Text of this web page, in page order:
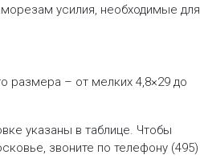
усилия, необходимые для
размера – от мелких 4,8×29 до
указаны в таблице. Чтобы
звоните по телефону (495)